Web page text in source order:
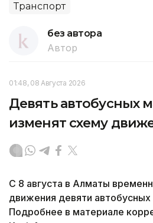
Транспорт
без автора
Автор
01:48, 08 Августа 2026
Девять автобусных
изменят схему
С 8 августа в Алматы
движения девяти
Подробнее в материале